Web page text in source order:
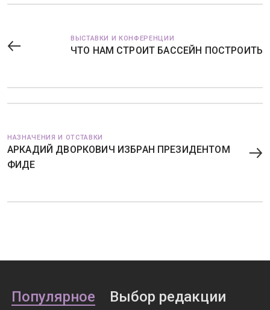
ВЫСТАВКИ И КОНФЕРЕНЦИИ
ЧТО НАМ СТРОИТ БАССЕЙН ПОСТРОИТЬ
НАЗНАЧЕНИЯ И ОТСТАВКИ
АРКАДИЙ ДВОРКОВИЧ ИЗБРАН ПРЕЗИДЕНТОМ
ФИДЕ
Популярное Выбор редакции